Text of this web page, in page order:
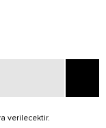
verilecektir.